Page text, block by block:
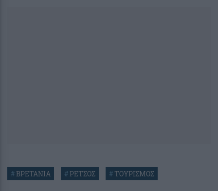
#ΒΡΕΤΑΝΙΑ #ΡΕΤΣΟΣ # ΤΟΥΡΙΣΜΟΣ